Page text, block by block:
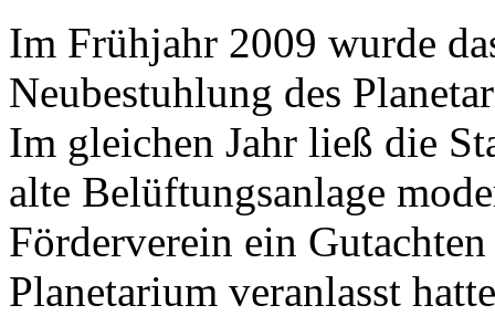
Im Frühjahr 2009 wurde
Neubestuhlung des
Im gleichen Jahr ließ die
alte Belüftungsanlage
Förderverein ein
Planetarium veranlasst